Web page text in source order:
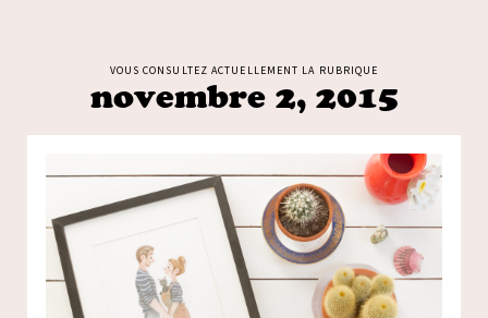
VOUS CONSULTEZ ACTUELLEMENT LA RUBRIQUE
novembre 2, 2015